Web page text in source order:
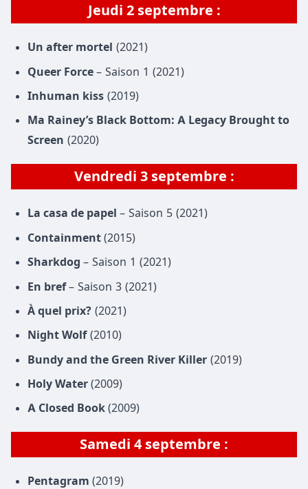
Jeudi 2 septembre :
Un after mortel (2021)
Queer Force – Saison 1 (2021)
Inhuman kiss (2019)
Ma Rainey’s Black Bottom: A Legacy Brought to
Screen (2020)
Vendredi 3 septembre :
La casa de papel – Saison 5 (2021)
Containment (2015)
Sharkdog – Saison 1 (2021)
En bref– Saison 3 (2021)
À quel prix? (2021)
Night Wolf(2010)
Bundy and the Green River Killer (2019)
Holy Water (2009)
A Closed Book (2009)
Samedi 4 septembre :
Pentagram (2019)